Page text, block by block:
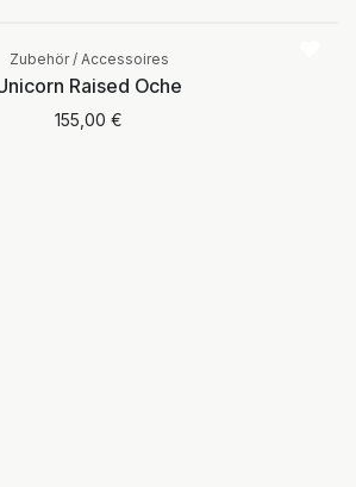
Zubehör / Accessoires
Raised Oche
155,00 €